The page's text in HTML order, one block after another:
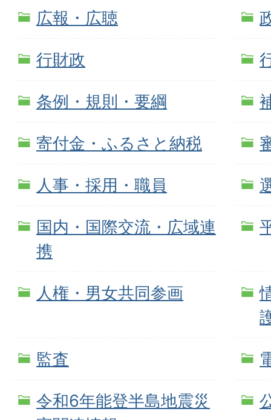
広報・広聴
行財政
条例・規則・要綱
寄付金・ふるさと納税
人事・採用・職員
国内・国際交流・広域連
携
人権・男女共同参画
監査
令和6年能登半島地震災